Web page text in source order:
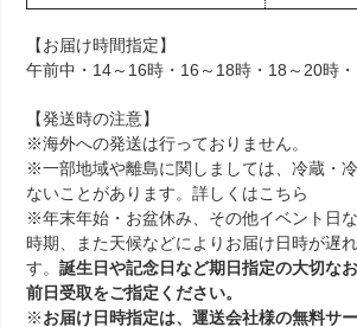
【お届け時間指定】
午前中・14～16時・16～18時・18～20時
【発送時の注意】
※海外への発送は行っておりません。
※一部地域や離島に関しましては、冷蔵・
ないことがあります。詳しくはこちら
※年末年始・お盆休み、その他イベント日
時期、また天候などによりお届け日時が遅
す。誕生日や記念日など期日指定の大切な
前日受取をご指定ください。
※お届け日時指定は、運送会社様の無料サ